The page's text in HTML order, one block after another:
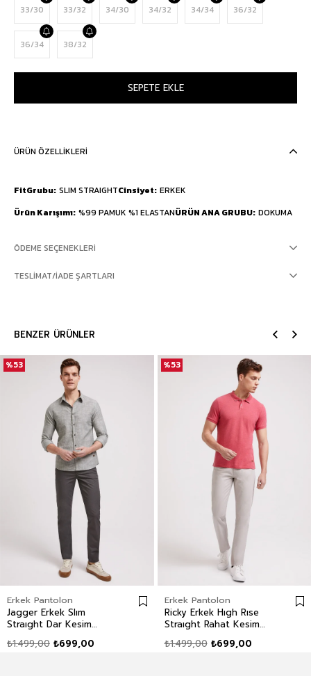
33/30 33/32 34/30 34/32 34/34 36/32
36/34 38/32
ÜRÜN ÖZELLIKLERI
FitGrubu SLIM STRAIGHTCinsiyet ERKEK
Ürün Karışımı %99 PAMUK %1 ELASTANÜRÜN ANA GRUBU DOKUMA
ÖDEME SEÇENEKLERI
TESLIMAT/İADE ŞARTLARI
BENZER ÜRÜNLER
Erkek Pantolon
Jagger Erkek Slım
Straıght Dar Kesim
Pantolon Düz Paça Yeşil
₺699,00
₺1.499,00
%53
Erkek Pantolon
Ricky Erkek Hıgh Rıse
Straıght Rahat Kesim
Pantolon Düz Paça
₺699,00
₺1.499,00
%53